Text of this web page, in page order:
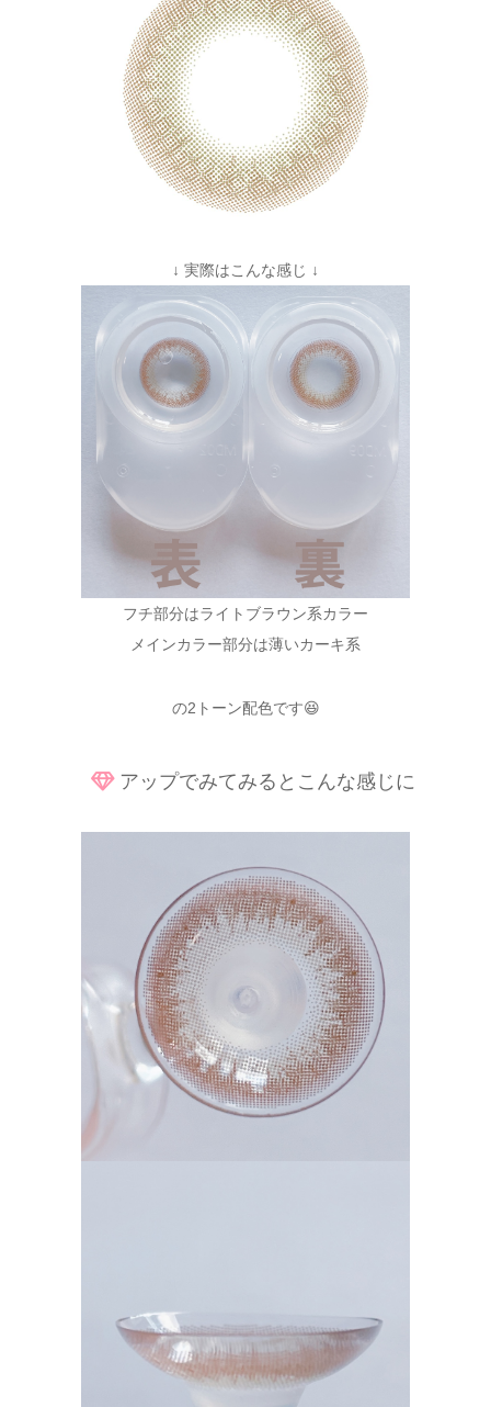
↓ 実際はこんな感じ ↓
フチ部分はライトブラウン系カラー
メインカラー部分は薄いカーキ系
の2トーン配色です😆
アップでみてみるとこんな感じに